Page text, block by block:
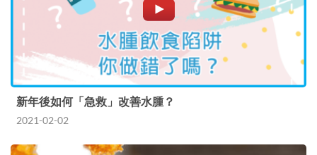
新年後如何「急救」改善水腫？
2021-02-02